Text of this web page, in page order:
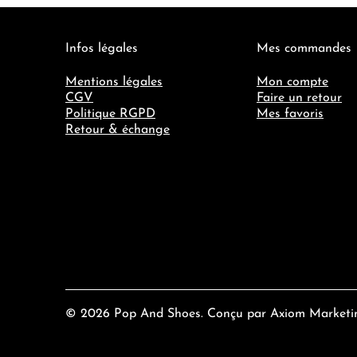
Infos légales
Mentions légales
CGV
Politique RGPD
Retour & échange
Mes commandes
Mon compte
Faire un retour
Mes favoris
© 2026 Pop And Shoes. Conçu par Axiom